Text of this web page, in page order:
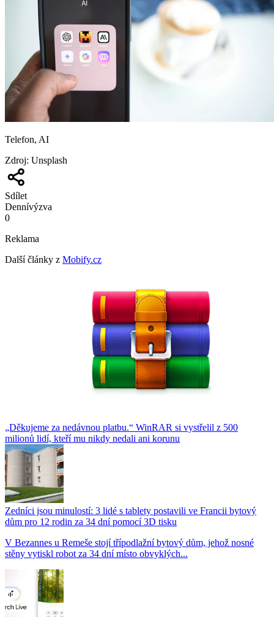
Telefon, AI
Zdroj: Unsplash
Sdílet
Dennívýzva
0
Reklama
Další články z Mobify.cz
„Děkujeme za nedávnou platbu.“ WinRAR si vystřelil z 500
milionů lidí, kteří mu nikdy nedali ani korunu
Zedníci jsou minulostí: 3 lidé s tablety postavili ve Francii bytový
dům pro 12 rodin za 34 dní pomocí 3D tisku
V Bezannes u Remeše stojí třípodlažní bytový dům, jehož nosné
stěny vytiskl robot za 34 dní místo obvyklých...